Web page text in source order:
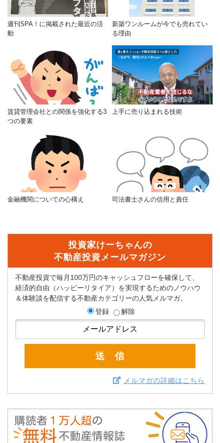
週刊SPA！に掲載された最近の活
動
新築ワンルームが今でも売れてい
る理由
賃貸管理会社との関係を強化する3
つの要素
上手に売り込まれる技術
金融機関についての心構え 司法書士さんの信用と責任
投資家けーちゃんの
不動産投資メールマガジン
不動産投資で毎月100万円のキャッシュフローを確保して、
経済的自由（ハッピーリタイア）を実現するためのノウハウ
＆体験談を配信する不動産カテゴリーの人気メルマガ。
登録
解除
メルマガの詳細はこちら